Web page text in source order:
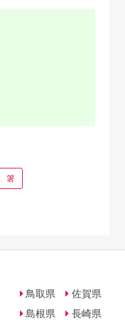
箸
鳥取県
島根県
佐賀県
長崎県